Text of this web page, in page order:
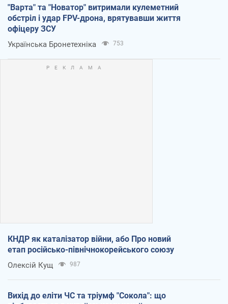
"Варта" та "Новатор" витримали кулеметний
обстріл і удар FPV-дрона, врятувавши життя
офіцеру ЗСУ
Українська Бронетехніка 753
КНДР як каталізатор війни, або Про новий
етап російсько-північнокорейського союзу
Олексій Кущ 987
Вихід до еліти ЧС та тріумф "Сокола": що